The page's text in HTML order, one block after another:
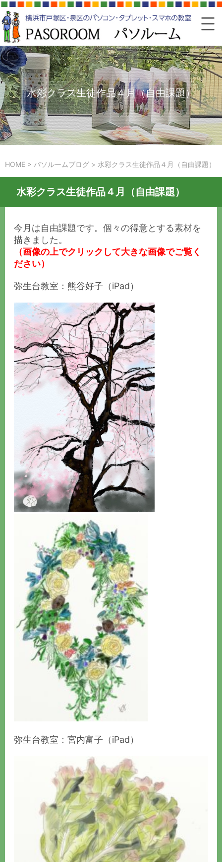
水彩クラス生徒作品４月（自由課題）
HOME > パソルームブログ > 水彩クラス生徒作品４月（自由課題）
水彩クラス生徒作品４月（自由課題）
今月は自由課題です。個々の得意とする素材を
描きました。
（画像の上でクリックして大きな画像でご覧く
ださい）
弥生台教室：熊谷好子（iPad）
弥生台教室：宮内富子（iPad）